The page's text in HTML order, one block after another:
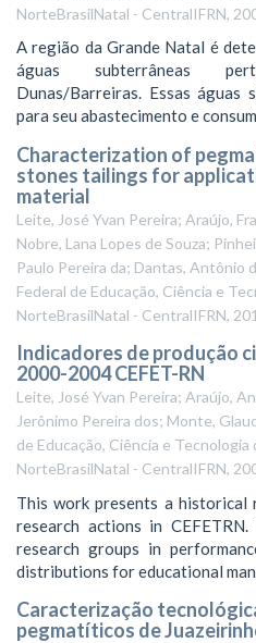
NorteBrasilNatal - CentralIFRN,
A região da Grande Natal é
águas subterrâneas
Dunas/Barreiras. Essas águas
para seu abastecimento e
Characterization of
stones tailings for
material
Leite, José Yvan Pereira; Araújo,
Nobre, Lana Lopes de Souza;
Paulo Pereira da; Dantas, Antônio
Federal de Educação, Ciência e
NorteBrasilNatal - CentralIFRN,
Indicadores de produção
2000-2004 CEFET-RN
Leite, José Yvan Pereira; Araújo,
Jerônimo Pereira dos; Monte,
de Educação, Ciência e Tecnologia
NorteBrasilNatal - CentralIFRN,
This work presents a
research actions in
research groups in
distributions for educational
Caracterização
pegmatíticos de